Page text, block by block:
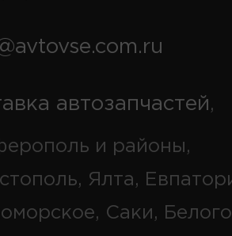
автозапчастей,
и районы,
Ялта,
Саки,